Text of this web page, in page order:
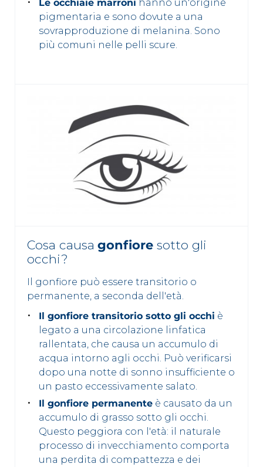
Le occhiaie marroni hanno un'origine
pigmentaria e sono dovute a una
sovrapproduzione di melanina. Sono
più comuni nelle pelli scure.
Cosa causagonfioresotto gli
occhi?
Il gonfiore può essere transitorio o
permanente, a seconda dell'età.
Il gonfiore transitorio sotto gli occhi è
legato a una circolazione linfatica
rallentata, che causa un accumulo di
acqua intorno agli occhi. Può verificarsi
dopo una notte di sonno insufficiente o
un pasto eccessivamente salato.
Il gonfiore permanente è causato da un
accumulo di grasso sotto gli occhi.
Questo peggiora con l'età: il naturale
processo di invecchiamento comporta
una perdita di compattezza e dei